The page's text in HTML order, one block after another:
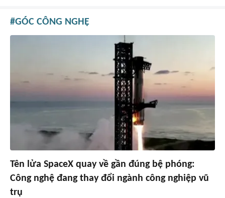
GÓC CÔNG NGHỆ
Tên lửa SpaceX quay về gần đúng bệ phóng:
Công nghệ đang thay đổi ngành công nghiệp vũ
trụ